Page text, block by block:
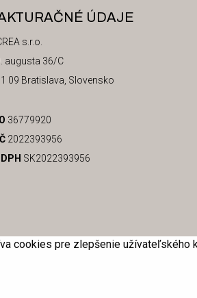
ÚDAJE
s.r.o.
augusta 36/C
09 Bratislava, Slovensko
36779920
2022393956
DPH SK2022393956
cookies pre zlepšenie